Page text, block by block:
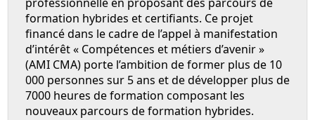
formation hybrides et certifiants. Ce projet
financé dans le cadre de l’appel à manifestation
d’intérêt « Compétences et métiers d’avenir »
(AMI CMA) porte l’ambition de former plus de 10
000 personnes sur 5 ans et de développer plus de
7000 heures de formation composant les
nouveaux parcours de formation hybrides.